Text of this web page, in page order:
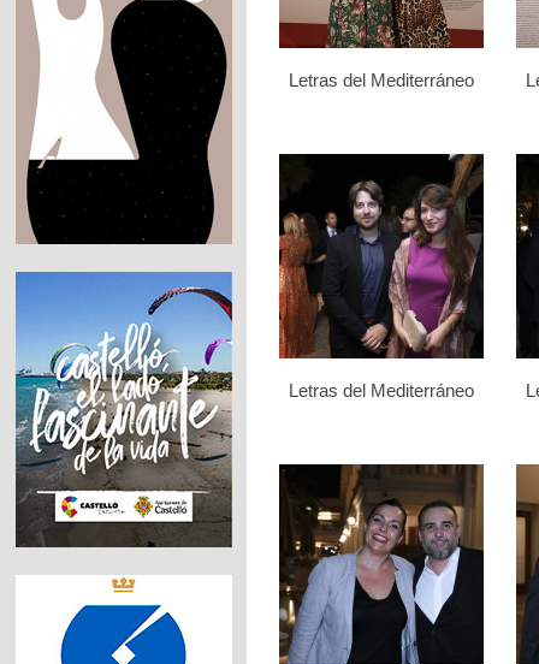
Letras del Mediterráneo
Letras del Mediterráneo